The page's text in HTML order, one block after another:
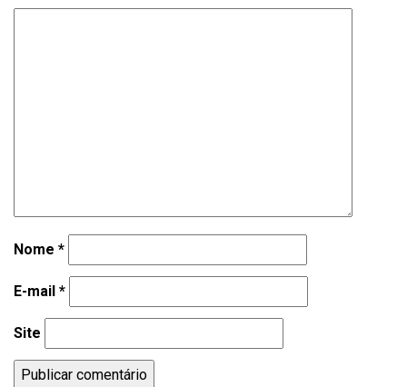
Nome *
E-mail *
Site